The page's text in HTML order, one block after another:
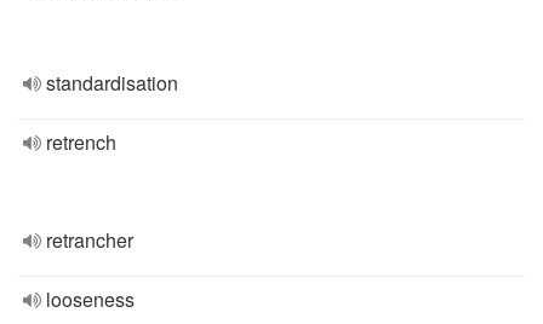
standardisation
retrench
retrancher
looseness